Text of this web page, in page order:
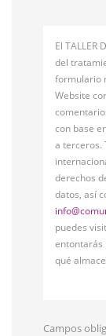
El TALLER
del
formulario
Website
con base
a terceros.
derechos
datos, así
puedes
entontarás
qué
Campos